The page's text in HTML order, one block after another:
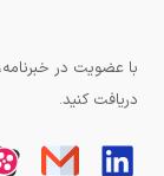
با عضویت در
دریافت کنید.